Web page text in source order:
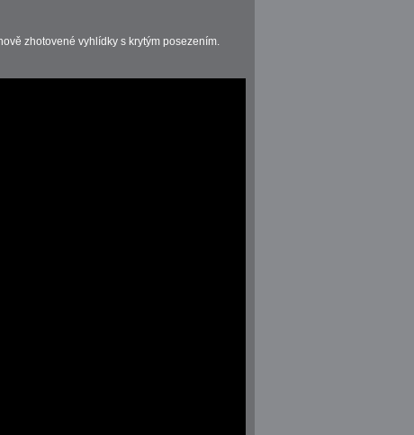
zhotovené vyhlídky s krytým posezením.